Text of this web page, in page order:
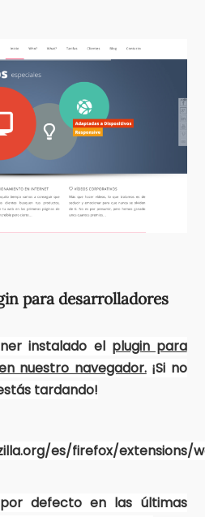
para desarrolladores
instalado el plugin para
nuestro navegador. ¡Si no
tardando!
es/firefox/extensions/
defecto en las últimas